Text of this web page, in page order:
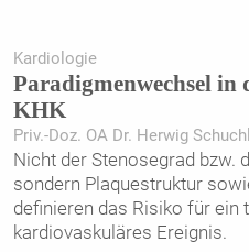
Kardiologie
Paradigmenwechsel in
KHK
Priv.-Doz. OA Dr. Herwig
Nicht der Stenosegrad bzw.
sondern Plaquestruktur
definieren das Risiko für
kardiovaskuläres Ereignis.